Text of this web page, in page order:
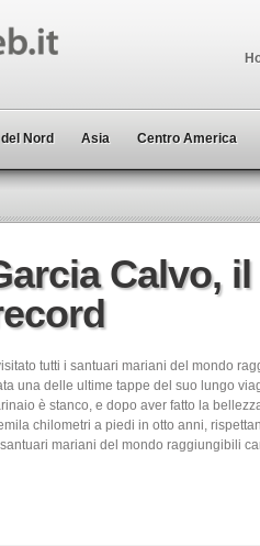
Nord Asia Centro America
Calvo, il
tutti i santuari mariani del mondo
una delle ultime tappe del suo lungo
è stanco, e dopo aver fatto la
chilometri a piedi in otto anni,
mariani del mondo raggiungibili